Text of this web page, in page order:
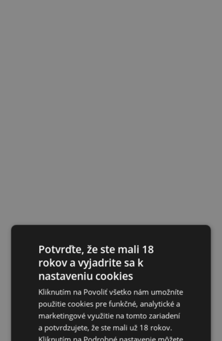
Potvrďte, že ste mali 18
rokov a vyjadrite sa k
nastaveniu cookies
Kliknutím na Povoliť všetko nám umožníte
použitie cookies pre funkčné, analytické a
marketingové využitie na tomto zariadení
a potvrdzujete, že ste mali už 18 rokov.